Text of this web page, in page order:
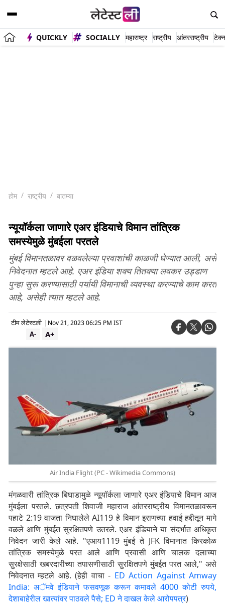
QUICKLY SOCIALLY महाराष्ट्र राष्ट्रीय आंतरराष्ट्रीय
होम राष्ट्रीय बातम्या
न्यूयॉर्कला जाणारे एअर इंडियाचे विमान तांत्रिक
समस्येमुळे मुंबईला परतले
मुंबई विमानतळावर वळवलेल्या प्रवाशांची काळजी घेण्यात आली, असे
निवेदनात म्हटले आहे. एअर इंडिया शक्य तितक्या लवकर उड्डाण
पुन्हा सुरू करण्यासाठी पर्यायी विमानाची व्यवस्था करण्याचे काम करत
आहे, असेही त्यात म्हटले आहे.
टीम लेटेस्टली | Nov 21, 2023 06:25 PM IST
A+
A-
Air India Flight (PC - Wikimedia Commons)
मंगळवारी तांत्रिक बिघाडामुळे न्यूयॉर्कला जाणारे एअर इंडियाचे विमान आज
मुंबईला परतले. छत्रपती शिवाजी महाराज आंतरराष्ट्रीय विमानतळावरून
पहाटे 2:19 वाजता निघालेले AI119 हे विमान इराणच्या हवाई हद्दीतून मागे
वळले आणि मुंबईत सुरक्षितपणे उतरले. एअर इंडियाने या संदर्भात अधिकृत
निवेदन जारी केले आहे. "एआय1119 मुंबई ते JFK विमानात किरकोळ
तांत्रिक समस्येमुळे परत आले आणि प्रवासी आणि चालक दलाच्या
सुरक्षेसाठी खबरदारीच्या तपासणीसाठी सुरक्षितपणे मुंबईत परत आले," असे
निवेदनात म्हटले आहे. (हेही वाचा - ED Action Against Amway
India: अॅमवे इंडियाने फसवणूक करून कमावले 4000 कोटी रुपये,
देशाबाहेरील खात्यांवर पाठवले पैसे; ED ने दाखल केले आरोपपत्र)